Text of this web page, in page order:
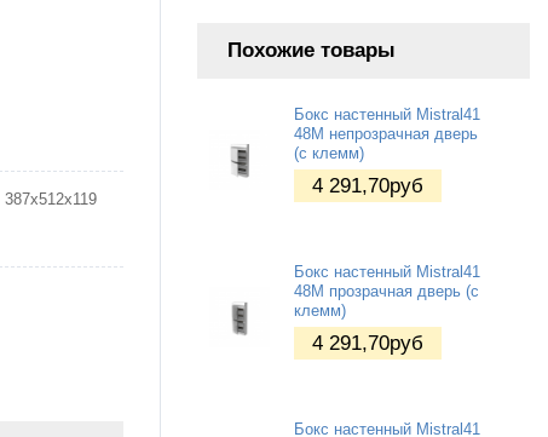
387х512х119
Похожие товары
Бокс настенный Mistral41
48М непрозрачная дверь
(c клемм)
4 291,70руб
Бокс настенный Mistral41
48М прозрачная дверь (c
клемм)
4 291,70руб
Бокс настенный Mistral41